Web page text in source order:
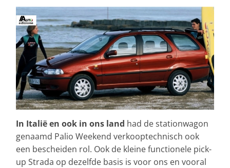
In Italië en ook in ons land had de stationwagon
genaamd Palio Weekend verkooptechnisch ook
een bescheiden rol. Ook de kleine functionele pick-
up Strada op dezelfde basis is voor ons en vooral